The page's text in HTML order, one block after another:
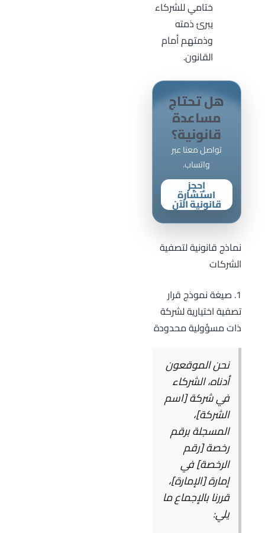
ختامي للشركاء
يبرئ ذمته
وذمتهم أمام
القانون.
هل تحتاج
مساعدة
قانونية؟
تواصل معنا عبر
واتساب.
إحجز
استشارة
قانونية الآن
نماذج قانونية لتصفية
الشركات
1. صيغة نموذج قرار
تصفية اختيارية لشركة
ذات مسؤولية محدودة
نحن الموقعون
أدناه، الشركاء
في شركة [اسم
الشركة]،
المسجلة برقم
رخصة [رقم
الرخصة] في
إمارة [الإمارة]،
قررنا بالإجماع ما
يلي: